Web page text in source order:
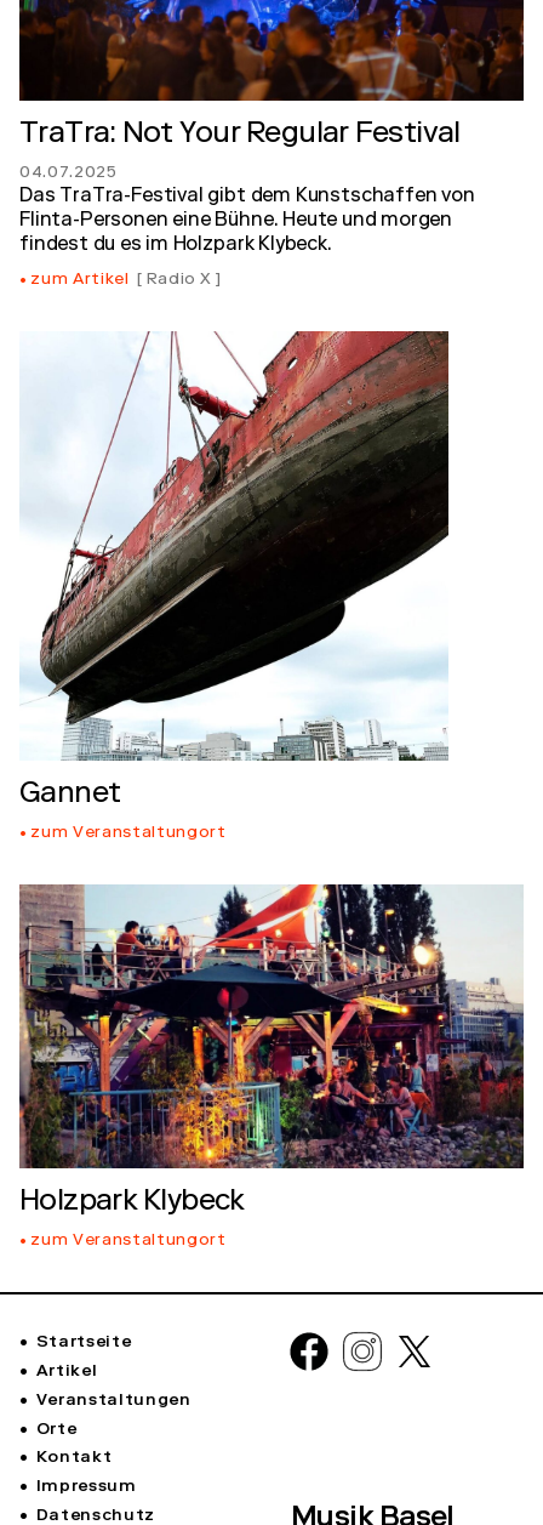
TraTra: Not Your Regular Festival
04.07.2025
Das TraTra-Festival gibt dem Kunstschaffen von
Flinta-Personen eine Bühne. Heute und morgen
findest du es im Holzpark Klybeck.
zum Artikel Radio X
Gannet
zum Veranstaltungort
Holzpark Klybeck
zum Veranstaltungort
Startseite
Artikel
Veranstaltungen
Orte
Kontakt
Impressum
Datenschutz